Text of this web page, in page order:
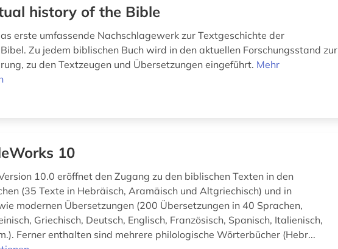
history of the Bible
erste umfassende Nachschlagewerk zur Textgeschichte der
Zu jedem biblischen Buch wird in den aktuellen Forschungsstand zur
zu den Textzeugen und Übersetzungen eingeführt. Mehr
10
10.0 eröffnet den Zugang zu den biblischen Texten in den
(35 Texte in Hebräisch, Aramäisch und Altgriechisch) und in
modernen Übersetzungen (200 Übersetzungen in 40 Sprachen,
Griechisch, Deutsch, Englisch, Französisch, Spanisch, Italienisch,
Ferner enthalten sind mehrere philologische Wörterbücher (Hebr...